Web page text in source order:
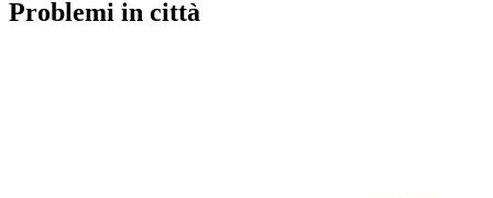
Problemi in città